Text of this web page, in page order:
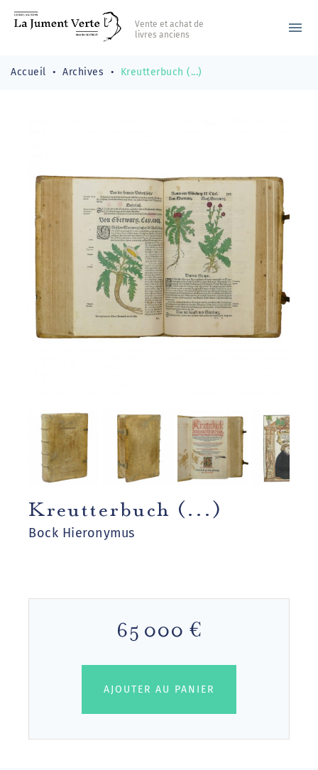
Vente et achat de
livres anciens
menu
Accueil Archives Kreutterbuch (...)
Kreutterbuch (...)
Bock Hieronymus
65 000 €
AJOUTER AU PANIER